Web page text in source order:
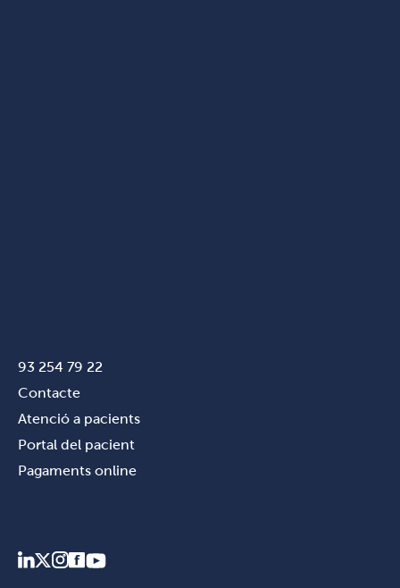
93 254 79 22
Contacte
Atenció a pacients
Portal del pacient
Pagaments online